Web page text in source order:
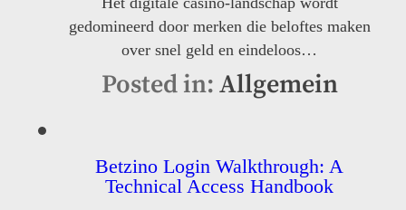
gedomineerd door merken die beloftes maken
over snel geld en eindeloos…
Posted in: Allgemein
Betzino Login Walkthrough: A
Technical Access Handbook